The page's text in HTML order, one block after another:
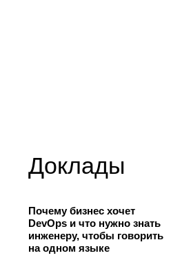
Доклады
Почему бизнес хочет
DevOps и что нужно знать
инженеру, чтобы говорить
на одном языке